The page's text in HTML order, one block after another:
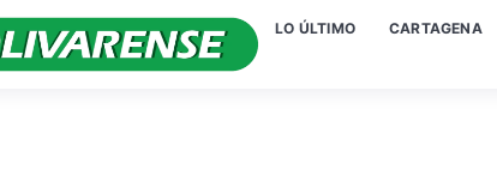
LO ÚLTIMO CARTAGENA